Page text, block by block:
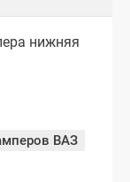
нижняя
ВАЗ